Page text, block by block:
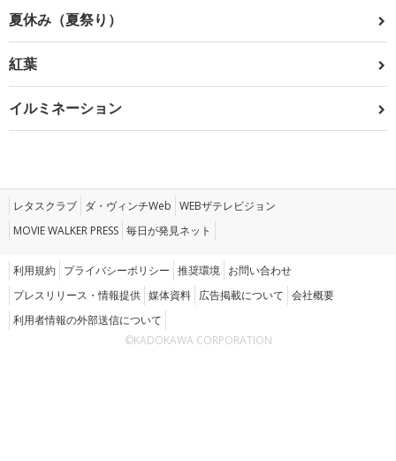
夏休み（夏祭り）
紅葉
イルミネーション
レタスクラブ ダ・ヴィンチWeb WEBザテレビジョン
MOVIE WALKER PRESS 毎日が発見ネット
利用規約 プライバシーポリシー 推奨環境 お問い合わせ
プレスリリース・情報提供 媒体資料 広告掲載について 会社概要
利用者情報の外部送信について
©KADOKAWA CORPORATION